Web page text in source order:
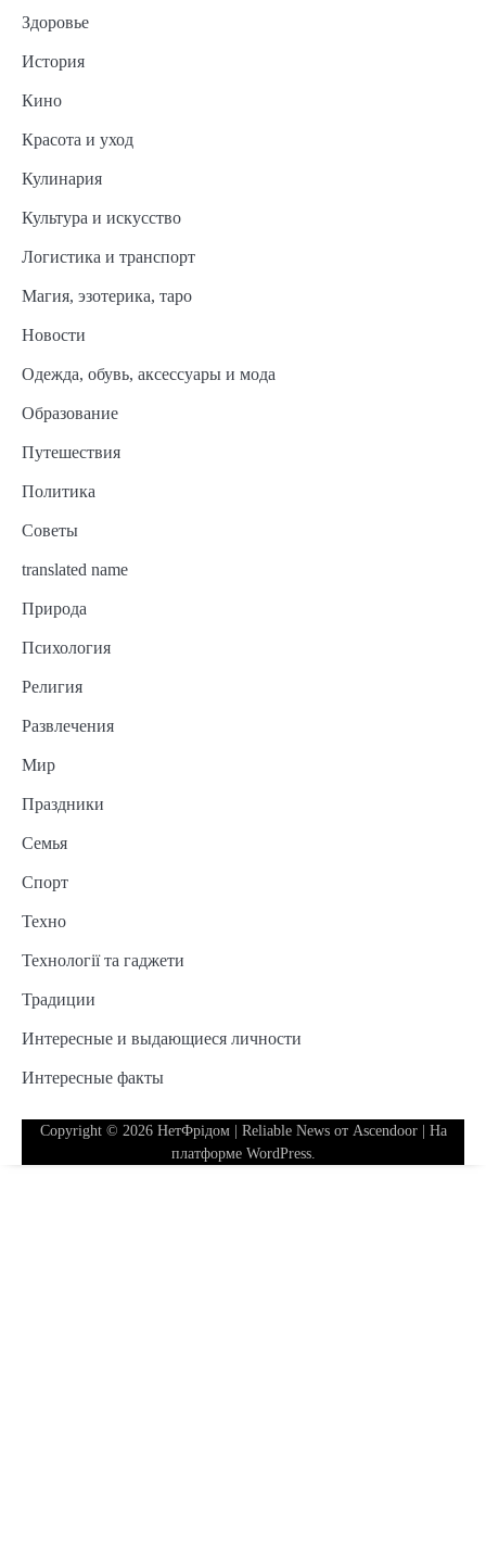
Здоровье
История
Кино
Красота и уход
Кулинария
Культура и искусство
Логистика и транспорт
Магия, эзотерика, таро
Новости
Одежда, обувь, аксессуары и мода
Образование
Путешествия
Политика
Советы
translated name
Природа
Психология
Религия
Развлечения
Мир
Праздники
Семья
Спорт
Техно
Технології та гаджети
Традиции
Интересные и выдающиеся личности
Интересные факты
Copyright © 2026 НетФрідом| Reliable News от Ascendoor| На
платформе WordPress.